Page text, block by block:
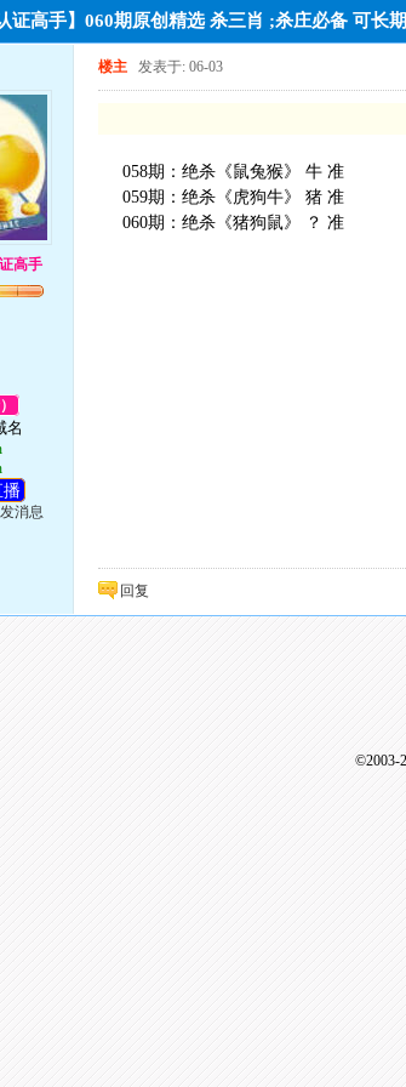
证高手】060期原创精选 杀三肖 ;杀庄必备 可长
高手
名
发消息
楼主 发表于: 06-03
058期：绝杀《鼠兔猴》 牛 准
059期：绝杀《虎狗牛》 猪 准
060期：绝杀《猪狗鼠》 ？ 准
回复
©2003-